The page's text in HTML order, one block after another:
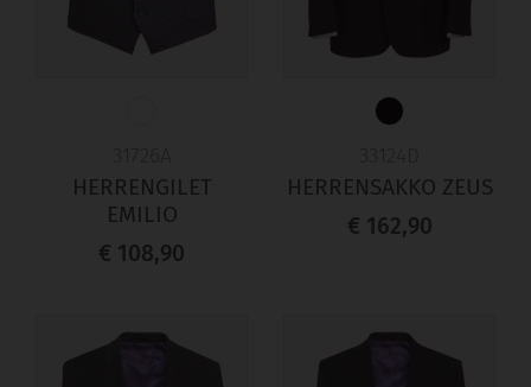
HERRENGILET
EMILIO
€ 108,90
HERRENSAKKO ZEUS
€ 162,90